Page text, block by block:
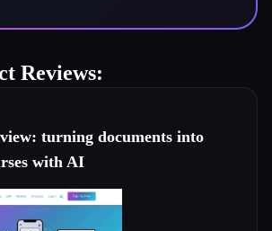
Reviews:
turning documents into
with AI